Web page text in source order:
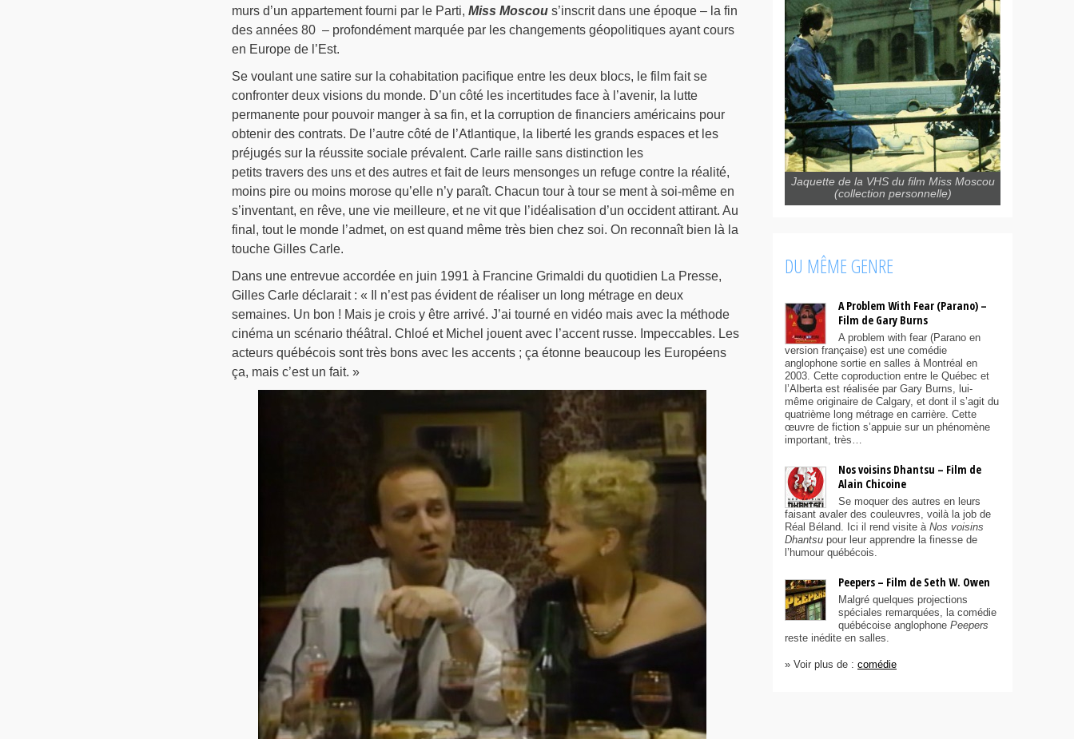
murs d’un appartement fourni par le Parti, Miss Moscous’inscrit dans une époque – la fin
des années 80 – profondément marquée par les changements géopolitiques ayant cours
en Europe de l’Est.
Se voulant une satire sur la cohabitation pacifique entre les deux blocs, le film fait se
confronter deux visions du monde. D’un côté les incertitudes face à l’avenir, la lutte
permanente pour pouvoir manger à sa fin, et la corruption de financiers américains pour
obtenir des contrats. De l’autre côté de l’Atlantique, la liberté les grands espaces et les
préjugés sur la réussite sociale prévalent. Carle raille sans distinction les
petits travers des uns et des autres et fait de leurs mensonges un refuge contre la réalité,
moins pire ou moins morose qu’elle n’y paraît. Chacun tour à tour se ment à soi-même en
s’inventant, en rêve, une vie meilleure, et ne vit que l’idéalisation d’un occident attirant. Au
final, tout le monde l’admet, on est quand même très bien chez soi. On reconnaît bien là la
touche Gilles Carle.
Dans une entrevue accordée en juin 1991 à Francine Grimaldi du quotidien La Presse,
Gilles Carle déclarait : « Il n’est pas évident de réaliser un long métrage en deux
semaines. Un bon ! Mais je crois y être arrivé. J’ai tourné en vidéo mais avec la méthode
cinéma un scénario théâtral. Chloé et Michel jouent avec l’accent russe. Impeccables. Les
acteurs québécois sont très bons avec les accents ; ça étonne beaucoup les Européens
ça, mais c’est un fait. »
Jaquette de la VHS du film Miss Moscou
(collection personnelle)
DU MÊME GENRE
A Problem With Fear (Parano) –
Film de Gary Burns
A problem with fear (Parano en
version française) est une comédie
anglophone sortie en salles à Montréal en
2003. Cette coproduction entre le Québec et
l’Alberta est réalisée par Gary Burns, lui-
même originaire de Calgary, et dont il s’agit du
quatrième long métrage en carrière. Cette
œuvre de fiction s’appuie sur un phénomène
important, très…
Nos voisins Dhantsu – Film de
Alain Chicoine
Se moquer des autres en leurs
faisant avaler des couleuvres, voilà la job de
Réal Béland. Ici il rend visite à Nos voisins
Dhantsu pour leur apprendre la finesse de
l’humour québécois.
Peepers – Film de Seth W. Owen
Malgré quelques projections
spéciales remarquées, la comédie
québécoise anglophone Peepers
reste inédite en salles.
» Voir plus de : comédie